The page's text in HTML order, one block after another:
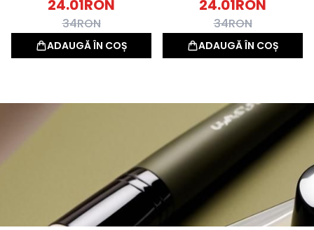
24.01RON
34RON
ADAUGĂ ÎN COȘ
24.01RON
34RON
ADAUGĂ ÎN COȘ